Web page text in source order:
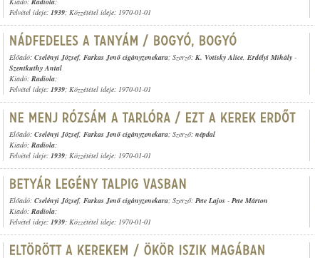
Felvétel ideje: 1939; Közzététel ideje: 1970-01-01
Előadó: Cselényi József, Farkas Jenő cigányzenekara; Szerző: K. Votisky Alice, Erdélyi Mihály -
Szentkuthy Antal
Kiadó: Radiola;
Felvétel ideje: 1939; Közzététel ideje: 1970-01-01
Előadó: Cselényi József, Farkas Jenő cigányzenekara; Szerző: népdal
Kiadó: Radiola;
Felvétel ideje: 1939; Közzététel ideje: 1970-01-01
Előadó: Cselényi József, Farkas Jenő cigányzenekara; Szerző: Pete Lajos - Pete Márton
Kiadó: Radiola;
Felvétel ideje: 1939; Közzététel ideje: 1970-01-01